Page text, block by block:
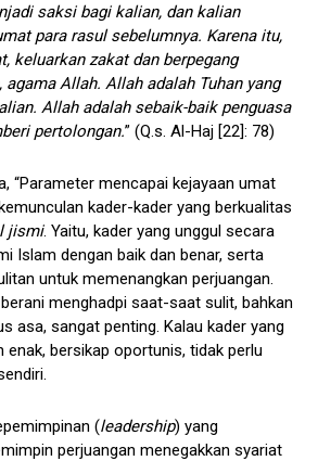
saksi bagi kalian, dan kalian
para rasul sebelumnya. Karena itu,
keluarkan zakat dan berpegang
agama Allah. Allah adalah Tuhan yang
Allah adalah sebaik-baik penguasa
pertolongan.” (Q.s. Al-Haj [22]: 78)
“Parameter mencapai kejayaan umat
kader-kader yang berkualitas
jismi. Yaitu, kader yang unggul secara
Islam dengan baik dan benar, serta
untuk memenangkan perjuangan.
menghadpi saat-saat sulit, bahkan
asa, sangat penting. Kalau kader yang
enak, bersikap oportunis, tidak perlu
(leadership) yang
perjuangan menegakkan syariat